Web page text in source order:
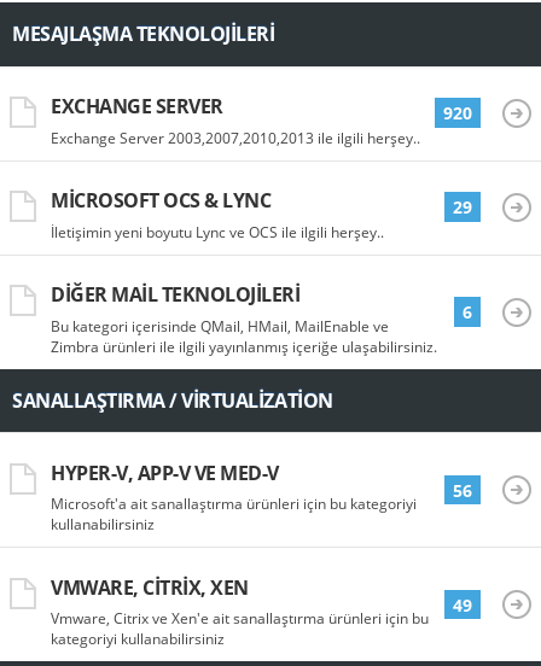
MESAJLAŞMA TEKNOLOJILERI
EXCHANGE SERVER
Exchange Server 2003,2007,2010,2013 ile ilgili herşey..
920
MICROSOFT OCS & LYNC
İletişimin yeni boyutu Lync ve OCS ile ilgili herşey..
29
DIĞER MAIL TEKNOLOJILERI
Bu kategori içerisinde QMail, HMail, MailEnable ve
Zimbra ürünleri ile ilgili yayınlanmış içeriğe ulaşabilirsiniz.
6
SANALLAŞTIRMA / VIRTUALIZATION
HYPER-V, APP-V VE MED-V
Microsoft'a ait sanallaştırma ürünleri için bu kategoriyi
kullanabilirsiniz
56
VMWARE, CITRIX, XEN
Vmware, Citrix ve Xen'e ait sanallaştırma ürünleri için bu
kategoriyi kullanabilirsiniz
49